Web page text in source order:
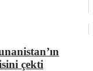
çekti